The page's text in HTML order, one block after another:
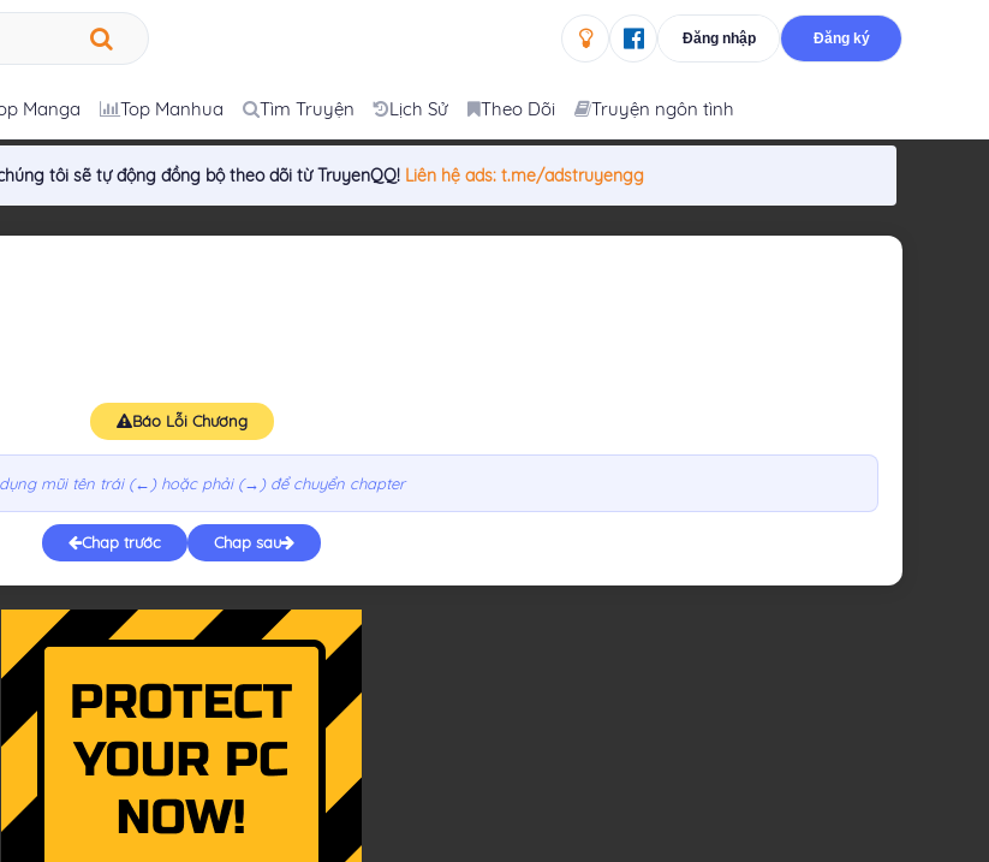
Đăng nhập Đăng ký
Manga Top Manhua Tìm Truyện Lịch Sử Theo Dõi Truyện ngôn tình
tôi sẽ tự động đồng bộ theo dõi từ TruyenQQ! Liên hệ ads: t.me/adstruyengg
Báo Lỗi Chương
dụng mũi tên trái (←) hoặc phải (→) để chuyển chapter
Chap trước Chap sau